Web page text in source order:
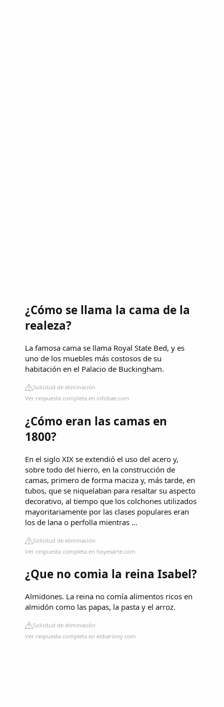
¿Cómo se llama la cama de la
realeza?
La famosa cama se llama Royal State Bed, y es
uno de los muebles más costosos de su
habitación en el Palacio de Buckingham.
Solicitud de eliminación
Ver respuesta completa en infobae.com
¿Cómo eran las camas en
1800?
En el siglo XIX se extendió el uso del acero y,
sobre todo del hierro, en la construcción de
camas, primero de forma maciza y, más tarde, en
tubos, que se niquelaban para resaltar su aspecto
decorativo, al tiempo que los colchones utilizados
mayoritariamente por las clases populares eran
los de lana o perfolla mientras ...
Solicitud de eliminación
Ver respuesta completa en hoyesarte.com
¿Que no comia la reina Isabel?
Almidones. La reina no comía alimentos ricos en
almidón como las papas, la pasta y el arroz.
Solicitud de eliminación
Ver respuesta completa en eldiariony.com